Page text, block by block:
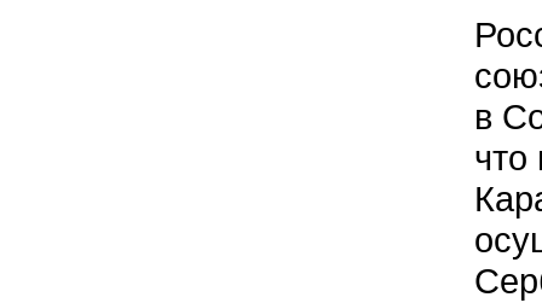
в
что